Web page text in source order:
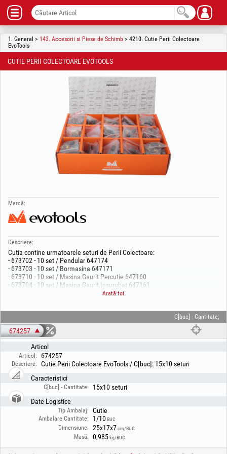
1. General > 143. Accesorii si Piese de Schimb > 4210. Cutie Perii Colectoare
EvoTools
CUTIE PERII COLECTOARE EVOTOOLS
Marcă:
Descriere:
Cutia contine urmatoarele seturi de Perii Colectoare:
- 673702 - 10 set / Pendular 647174
- 673703 - 10 set / Bormasina 647171
- 673710 - 10 set / Masina Gaurit Percutie 647160
- 673704 - 10 set / Masina Gaurit Insurubat 647161
- 673706 - 10 set / Polizor Unghiular 647165
- 673708 - 10 set / Polizor Unghiular 647169
- 674164 - 10 set / Ciocan Rotopercutor 647175
- 673699 - 10 set / Ciocan Rotopercutor 647163
- 673700 - 10 set / Ciocan Rotopercutor 647157
- 673701 - 10 set / Ciocan Rotopercutor 673608
- 674162 - 10 set / Ferastrau Electric 673804
- 674163 - 10 set / Ferastrau Circular 673716
- 673705 - 10 set / Mixer 673404
Arată tot
C[buc] - Cantitate;
674257
Articol
Articol: 674257
Descriere:
Cutie Perii Colectoare EvoTools / C[buc]: 15x10 seturi
Caracteristici
C[buc] - Cantitate:
15x10 seturi
Date Logistice
Tip Ambalaj: Cutie
Ambalare Cantitate: 1/10BUC
Dimensiune: 25x17x7cm/BUC
Masă: 0,985 kg/BUC